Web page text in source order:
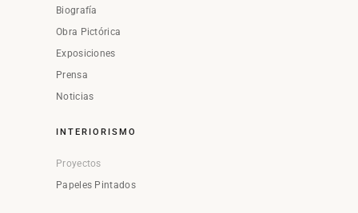
Biografía
Obra Pictórica
Exposiciones
Prensa
Noticias
INTERIORISMO
Proyectos
Papeles Pintados